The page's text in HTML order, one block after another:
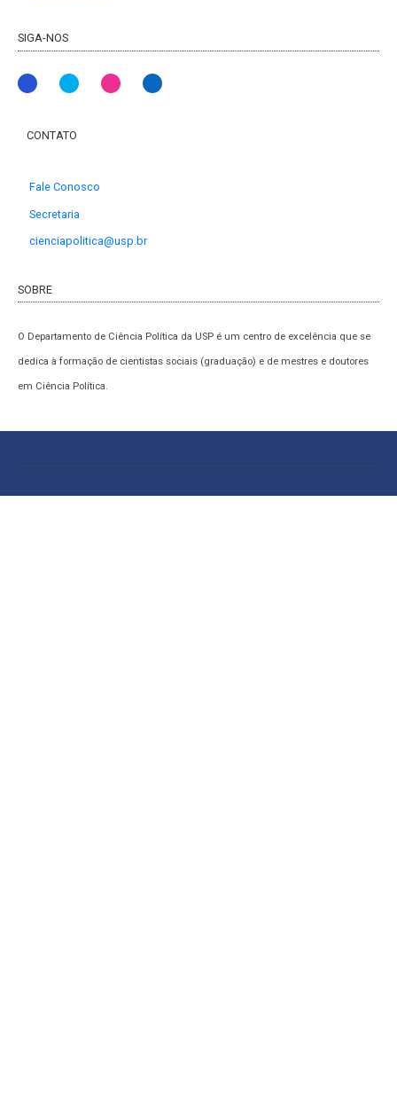
SIGA-NOS
CONTATO
Fale Conosco
Secretaria
cienciapolitica@usp.br
SOBRE
O Departamento de Ciência Política da USP é um centro de excelência que se
dedica à formação de cientistas sociais (graduação) e de mestres e doutores
em Ciência Política.